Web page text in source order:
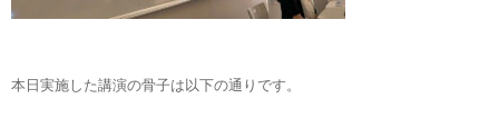
本日実施した講演の骨子は以下の通りです。